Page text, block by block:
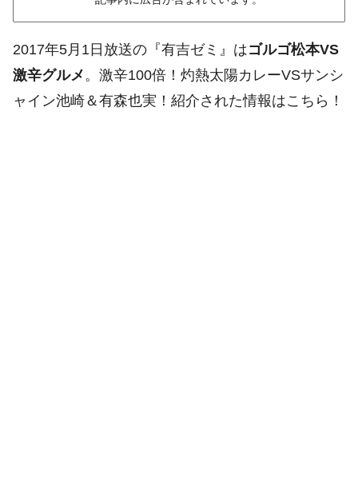
2017年5月1日放送の『有吉ゼミ』はゴルゴ松本VS
激辛グルメ 。激辛100倍！灼熱太陽カレーVSサンシ
ャイン池崎＆有森也実！紹介された情報はこちら！